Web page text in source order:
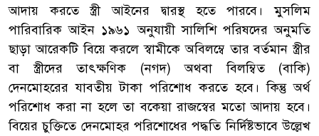
আদায় করতে স্ত্রী আইনের দ্বারস্থ হতে পারবে। মুসলিম
পারিবারিক আইন ১৯৬১ অনুযায়ী সালিশি পরিষদের অনুমতি
ছাড়া আরেকটি বিয়ে করলে স্বামীকে অবিলম্বে তার বর্তমান স্ত্রীর
বা স্ত্রীদের তাৎক্ষণিক (নগদ) অথবা বিলম্বিত (বাকি)
দেনমোহরের যাবতীয় টাকা পরিশোধ করতে হবে। কিন্তু অর্থ
পরিশোধ করা না হলে তা বকেয়া রাজস্বের মতো আদায় হবে।
বিয়ের চুক্তিতে দেনমোহর পরিশোধের পদ্ধতি নির্দিষ্টভাবে উল্লেখ